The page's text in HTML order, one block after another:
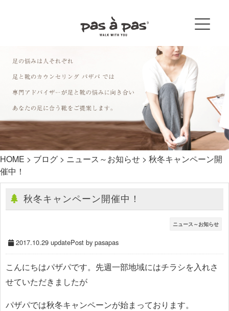
HOME > ブログ > ニュース～お知らせ > 秋冬キャンペーン開
催中！
秋冬キャンペーン開催中！
ニュース～お知らせ
2017.10.29 updatePost by pasapas
こんにちはパザパです。先週一部地域にはチラシを入れさ
せていただきましたが
パザパでは秋冬キャンペーンが始まっております。